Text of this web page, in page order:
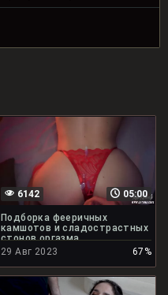
05:00
6142
Подборка фееричных
камшотов и сладострастных
стонов оргазма
29 Авг 2023
67%